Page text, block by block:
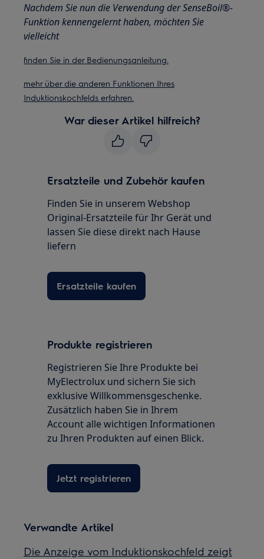
Nachdem Sie nun die Verwendung der SenseBoil®-
Funktion kennengelernt haben, möchten Sie
vielleicht
finden Sie in der Bedienungsanleitung.
mehr über die anderen Funktionen Ihres
Induktionskochfelds erfahren.
War dieser Artikel hilfreich?
Ersatzteile und Zubehör kaufen
Finden Sie in unserem Webshop
Original-Ersatzteile für Ihr Gerät und
lassen Sie diese direkt nach Hause
liefern
Ersatzteile kaufen
Produkte registrieren
Registrieren Sie Ihre Produkte bei
MyElectrolux und sichern Sie sich
exklusive Willkommensgeschenke.
Zusätzlich haben Sie in Ihrem
Account alle wichtigen Informationen
zu Ihren Produkten auf einen Blick.
Jetzt registrieren
Verwandte Artikel
Die Anzeige vom Induktionskochfeld zeigt